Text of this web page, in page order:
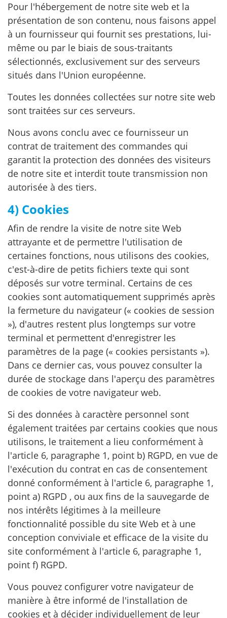
Pour l'hébergement de notre site web et la
présentation de son contenu, nous faisons appel
à un fournisseur qui fournit ses prestations, lui-
même ou par le biais de sous-traitants
sélectionnés, exclusivement sur des serveurs
situés dans l'Union européenne.
Toutes les données collectées sur notre site web
sont traitées sur ces serveurs.
Nous avons conclu avec ce fournisseur un
contrat de traitement des commandes qui
garantit la protection des données des visiteurs
de notre site et interdit toute transmission non
autorisée à des tiers.
4) Cookies
Afin de rendre la visite de notre site Web
attrayante et de permettre l'utilisation de
certaines fonctions, nous utilisons des cookies,
c'est-à-dire de petits fichiers texte qui sont
déposés sur votre terminal. Certains de ces
cookies sont automatiquement supprimés après
la fermeture du navigateur (« cookies de session
»), d'autres restent plus longtemps sur votre
terminal et permettent d'enregistrer les
paramètres de la page (« cookies persistants »).
Dans ce dernier cas, vous pouvez consulter la
durée de stockage dans l'aperçu des paramètres
de cookies de votre navigateur web.
Si des données à caractère personnel sont
également traitées par certains cookies que nous
utilisons, le traitement a lieu conformément à
l'article 6, paragraphe 1, point b) RGPD, en vue de
l'exécution du contrat en cas de consentement
donné conformément à l'article 6, paragraphe 1,
point a) RGPD , ou aux fins de la sauvegarde de
nos intérêts légitimes à la meilleure
fonctionnalité possible du site Web et à une
conception conviviale et efficace de la visite du
site conformément à l'article 6, paragraphe 1,
point f) RGPD.
Vous pouvez configurer votre navigateur de
manière à être informé de l'installation de
cookies et à décider individuellement de leur